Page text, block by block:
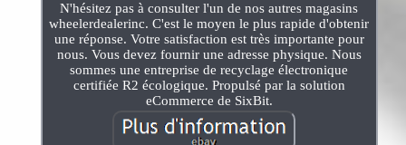
N'hésitez pas à consulter l'un de nos autres magasins
wheelerdealerinc. C'est le moyen le plus rapide d'obtenir
une réponse. Votre satisfaction est très importante pour
nous. Vous devez fournir une adresse physique. Nous
sommes une entreprise de recyclage électronique
certifiée R2 écologique. Propulsé par la solution
eCommerce de SixBit.